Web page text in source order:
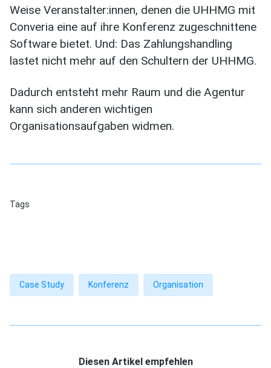
Weise Veranstalter:innen, denen die UHHMG mit
Converia eine auf ihre Konferenz zugeschnittene
Software bietet. Und: Das Zahlungshandling
lastet nicht mehr auf den Schultern der UHHMG.
Dadurch entsteht mehr Raum und die Agentur
kann sich anderen wichtigen
Organisationsaufgaben widmen.
Tags
Case Study Konferenz Organisation
Diesen Artikel empfehlen